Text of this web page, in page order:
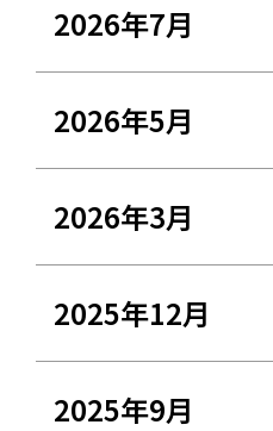
2026年7月
2026年5月
2026年3月
2025年12月
2025年9月